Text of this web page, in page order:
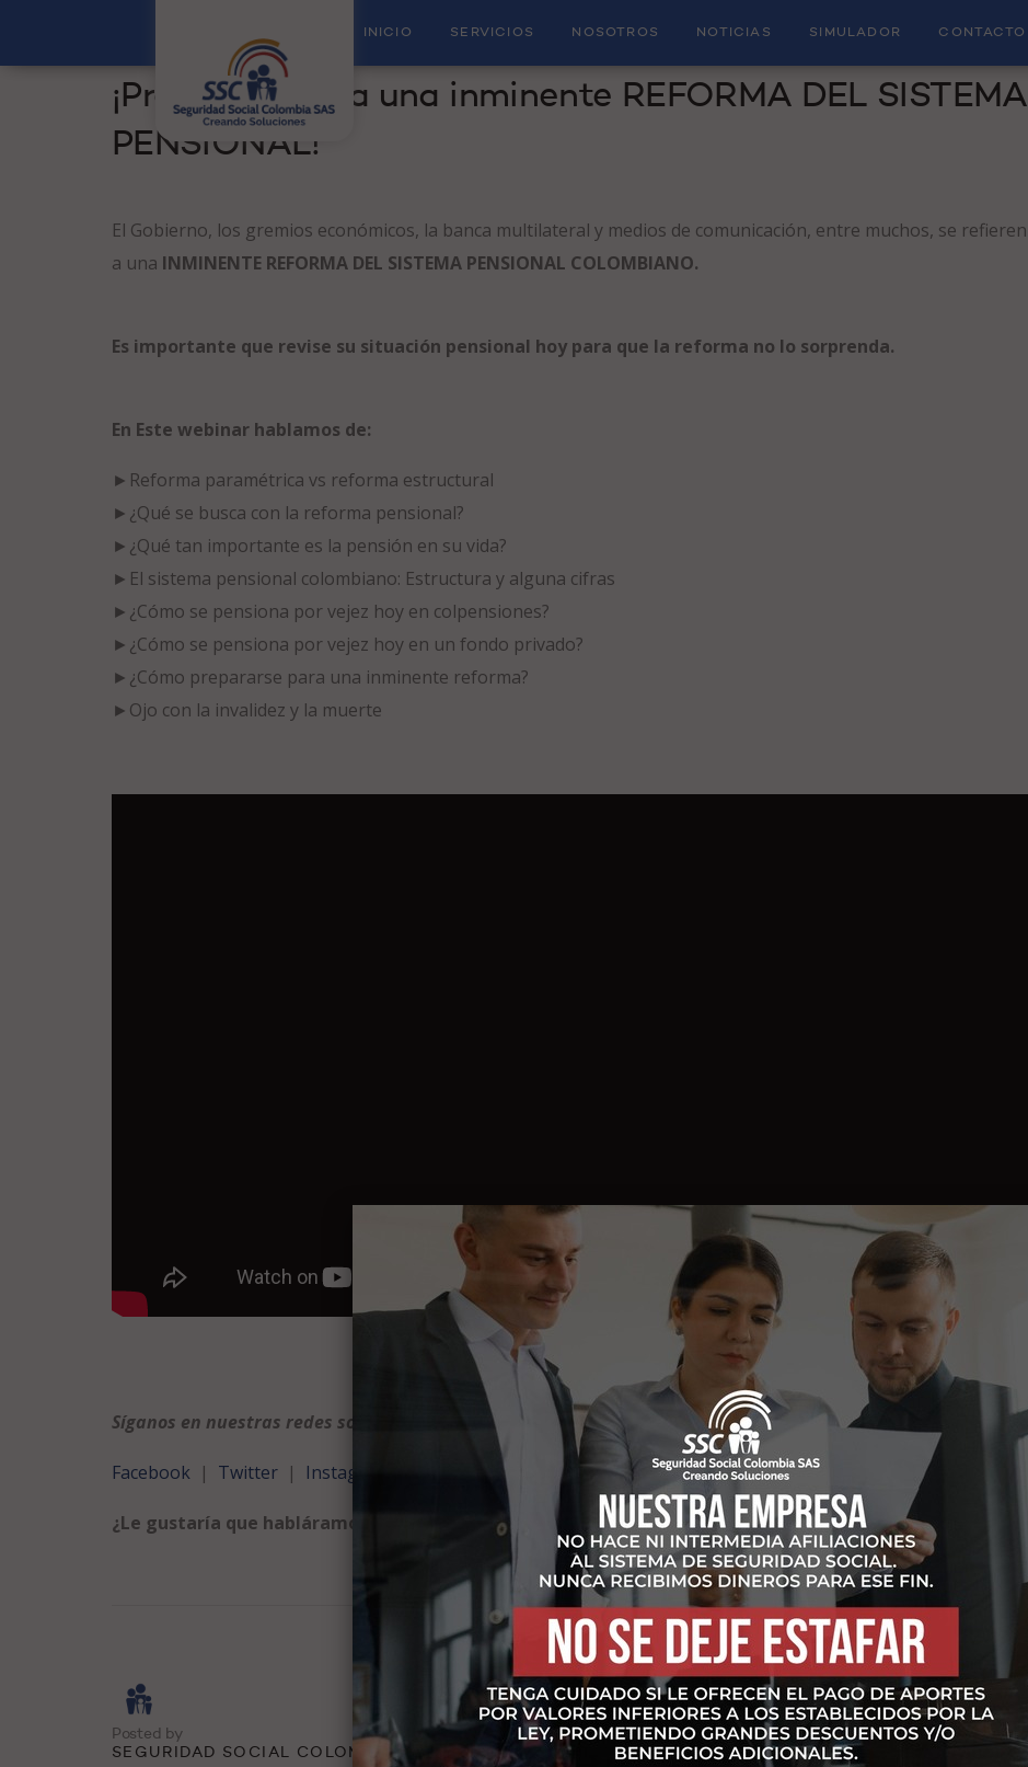
INICIO SERVICIOS NOSOTROS NOTICIAS SIMULADOR CONTACTO
21 OCTUBRE, 2019
¡Prepárese para una inminente REFORMA DEL SISTEMA
PENSIONAL!
El Gobierno, los gremios económicos, la banca multilateral y medios de comunicación, entre muchos, se refieren
a una INMINENTE REFORMA DEL SISTEMA PENSIONAL COLOMBIANO.
Es importante que revise su situación pensional hoy para que la reforma no lo sorprenda.
En Este webinar hablamos de:
► Reforma paramétrica vs reforma estructural
► ¿Qué se busca con la reforma pensional?
► ¿Qué tan importante es la pensión en su vida?
► El sistema pensional colombiano: Estructura y alguna cifras
► ¿Cómo se pensiona por vejez hoy en colpensiones?
► ¿Cómo se pensiona por vejez hoy en un fondo privado?
► ¿Cómo prepararse para una inminente reforma?
► Ojo con la invalidez y la muerte
Síganos en nuestras redes sociales para no perderse de más eventos como este.
Facebook | Twitter | Instagram
¿Le gustaría que habláramos de algún tema en especial?
Posted by
SEGURIDAD SOCIAL COLOMBIA
FACEBOOK TWITTER PINTEREST